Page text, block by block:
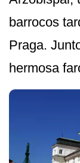
barrocos
Praga.
hermosa